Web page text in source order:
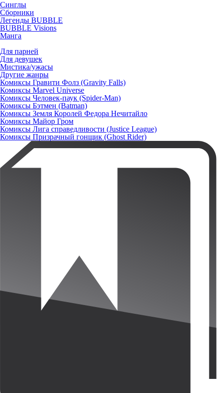
Синглы
Сборники
Легенды BUBBLE
BUBBLE Visions
Манга
Для парней
Для девушек
Мистика/ужасы
Другие жанры
Комиксы Гравити Фолз (Gravity Falls)
Комиксы Marvel Universe
Комиксы Человек-паук (Spider-Man)
Комиксы Бэтмен (Batman)
Комиксы Земля Королей Федора Нечитайло
Комиксы Майор Гром
Комиксы Лига справедливости (Justice League)
Комиксы Призрачный гонщик (Ghost Rider)